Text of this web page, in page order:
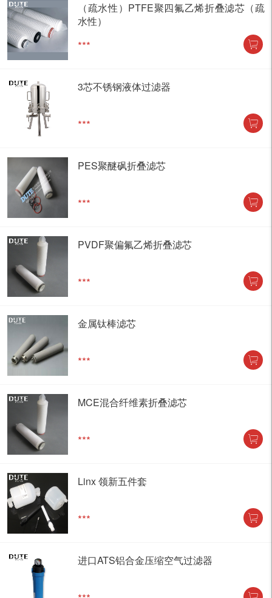
（疏水性）PTFE聚四氟乙烯折叠滤芯（疏
水性）
***
3芯不锈钢液体过滤器
***
PES聚醚砜折叠滤芯
***
PVDF聚偏氟乙烯折叠滤芯
***
金属钛棒滤芯
***
MCE混合纤维素折叠滤芯
***
Linx 领新五件套
***
进口ATS铝合金压缩空气过滤器